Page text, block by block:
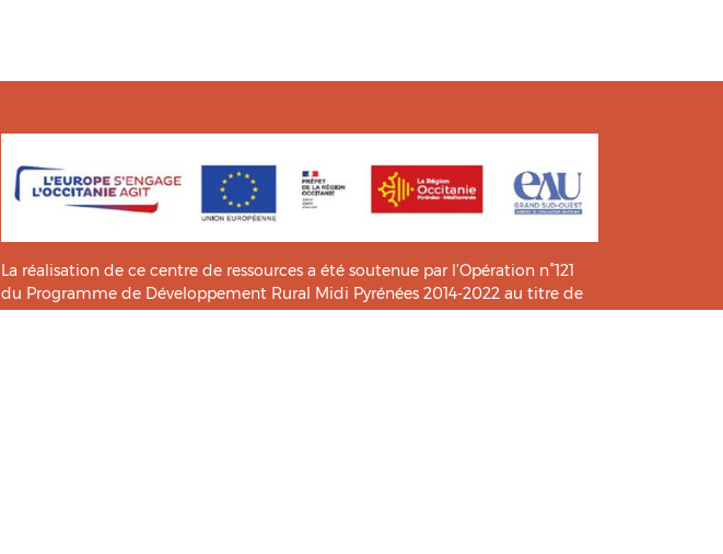
La réalisation de ce centre de ressources a été soutenue par l’Opération n°121
du Programme de Développement Rural Midi Pyrénées 2014-2022 au titre de
l’information et la diffusion de connaissance et de pratiques.